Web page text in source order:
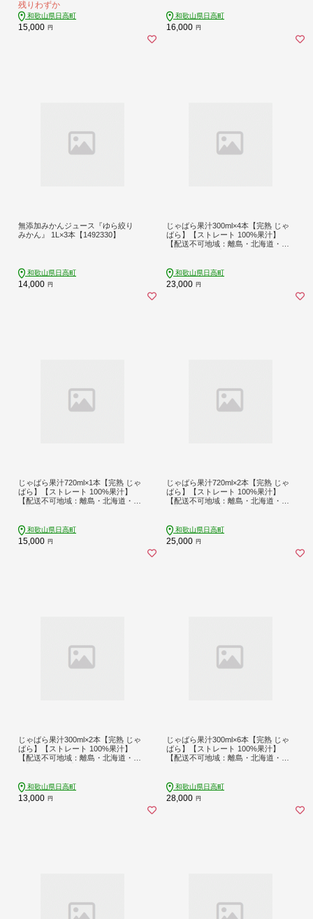
残りわずか
和歌山県日高町
15,000 円
和歌山県日高町
16,000 円
無添加みかんジュース『ゆら絞り
みかん』 1L×3本【1492330】
和歌山県日高町
14,000 円
じゃばら果汁300ml×4本【完熟 じゃ
ばら】【ストレート 100%果汁】
【配送不可地域：離島・北海道・沖
和歌山県日高町
23,000 円
じゃばら果汁720ml×1本【完熟 じゃ
ばら】【ストレート 100%果汁】
【配送不可地域：離島・北海道・沖
和歌山県日高町
15,000 円
じゃばら果汁720ml×2本【完熟 じゃ
ばら】【ストレート 100%果汁】
【配送不可地域：離島・北海道・沖
和歌山県日高町
25,000 円
じゃばら果汁300ml×2本【完熟 じゃ
ばら】【ストレート 100%果汁】
【配送不可地域：離島・北海道・沖
和歌山県日高町
13,000 円
じゃばら果汁300ml×6本【完熟 じゃ
ばら】【ストレート 100%果汁】
【配送不可地域：離島・北海道・沖
和歌山県日高町
28,000 円